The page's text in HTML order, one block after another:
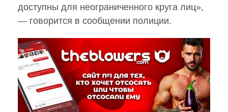
доступны для неограниченного круга лиц»,
— говорится в сообщении полиции.